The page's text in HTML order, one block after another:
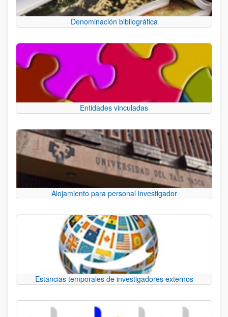
Denominación bibliográfica
Entidades vinculadas
Alojamiento para personal investigador
Estancias temporales de investigadores externos